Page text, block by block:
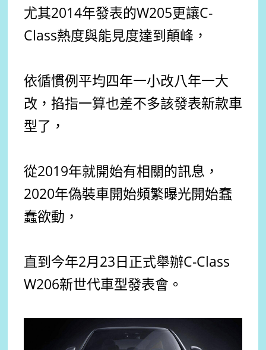
尤其2014年發表的W205更讓C-
Class熱度與能見度達到顛峰，
依循慣例平均四年一小改八年一大
改，掐指一算也差不多該發表新款車
型了，
從2019年就開始有相關的訊息，
2020年偽裝車開始頻繁曝光開始蠢
蠢欲動，
直到今年2月23日正式舉辦C-Class
W206新世代車型發表會。